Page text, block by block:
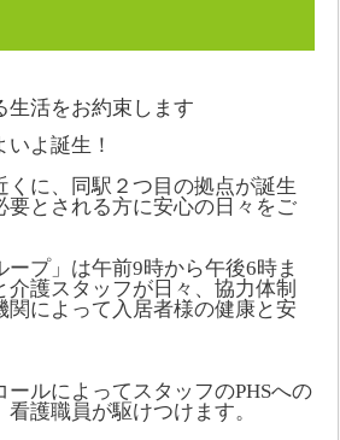
生活をお約束します
いよ誕生！
くに、同駅２つ目の拠点が誕生
要とされる方に安心の日々をご
ープ」は午前9時から午後6時ま
介護スタッフが日々、協力体制
関によって入居者様の健康と安
ルによってスタッフのPHSへの
護職員が駆けつけます。